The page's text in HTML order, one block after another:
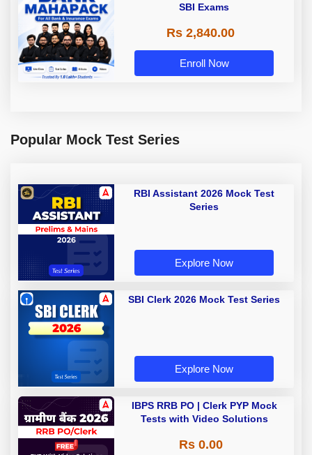
SBI Exams
Rs 2,840.00
Enroll Now
Popular Mock Test Series
RBI Assistant 2026 Mock Test
Series
Explore Now
SBI Clerk 2026 Mock Test Series
Explore Now
IBPS RRB PO | Clerk PYP Mock
Tests with Video Solutions
Rs 0.00